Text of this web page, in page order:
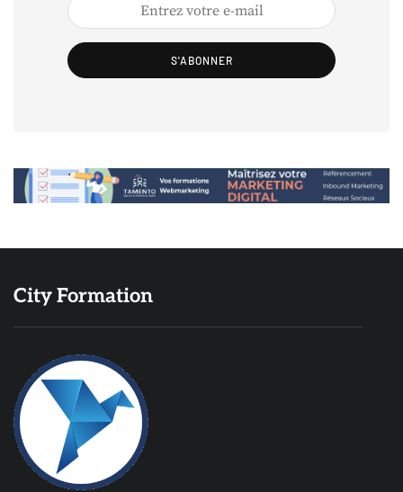
S'ABONNER
City Formation